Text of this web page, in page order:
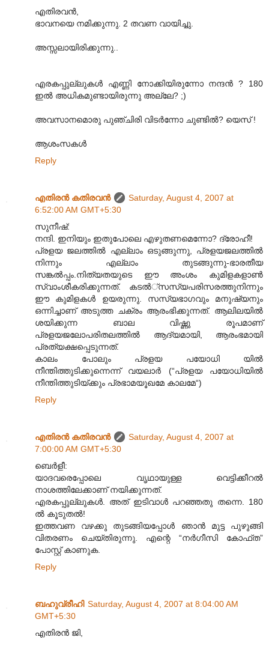
എതിരവന്‍,
ഭാവനയെ നമിക്കുന്നു. 2 തവണ വായിച്ചു.
അസ്സലായിരിക്കുന്നു..
എരകപ്പുല്ലുകള്‍ എണ്ണി നോക്കിയിരുന്നോ നന്ദന്‍ ? 180
ഇല്‍ അധികമുണ്ടായിരുന്നു അല്ലേ? ;)
അവസാനമൊരു പുഞ്ചിരി വിടര്‍ന്നോ ചുണ്ടില്‍? യെസ് !
ആശംസകള്‍
Reply
എതിരന്‍ കതിരവന്‍
Saturday, August 4, 2007 at
6:52:00 AM GMT+5:30
സുനീഷ്:
നന്ദി. ഇനിയും ഇതുപോലെ എഴുതണമെന്നോ? ദ്രോഹീ!
പ്രളയ ജലത്തില്‍ എല്ലാം ഒടുങ്ങുന്നു, പ്രളയജല‍ത്തില്‍
നിന്നും എല്ലാം തുടങ്ങുന്നു-ഭാരതീയ
സങ്കല്‍പ്പം.നിത്യതയുടെ ഈ അംശം കുമിളകളാണ്‍
സ്വാംശീകരിക്കുന്നത്. കടല്‍്സസ്യപരിസരത്തുനിന്നും
ഈ കുമിളകള്‍ ഉയരുന്നു. സസ്യഭാഗവും മനുഷ്യനും
ഒന്നിച്ചാണ് അടുത്ത ചക്രം ആരംഭിക്കുന്നത്. ആലിലയില്‍
ശയിക്കുന്ന ബാല വിഷ്ണു രൂപമാണ്
പ്രളയജലോപരിതലത്തില്‍ ആദ്യമായി, ആരംഭമായി
പ്രത്യക്ഷപ്പെടുന്നത്.
കാലം പോലും പ്രളയ പയോധി യില്‍
നീന്തിത്തുടിക്കുന്നെന്ന് വയലാര്‍ (“പ്രളയ പയോധിയില്‍‍
നീന്തിത്തുടിയ്ക്കും പ്രഭാമയൂഖമേ കാലമേ“)
Reply
എതിരന്‍ കതിരവന്‍
Saturday, August 4, 2007 at
7:00:00 AM GMT+5:30
ബെര്‍ളീ:
യാദവരെപ്പോലെ വൃഥായുള്ള വെട്ടിക്കീറല്‍
നാശത്തിലേക്കാണ് നയിക്കുന്നത്.
എരകപ്പുല്ലുകള്‍. അത് ഇടിവാള്‍ പറഞ്ഞതു തന്നെ. 180
ല്‍ കൂടുതല്‍!
ഇത്തവണ വഴക്കു തുടങ്ങിയപ്പോള്‍ ഞാന്‍ മുട്ട പുഴുങ്ങി
വിതരണം ചെയ്തിരുന്നു. എന്റെ “നര്‍ഗീസി കോഫ്ത”
പോസ്റ്റ് കാണുക.
Reply
ബഹുവ്രീഹി Saturday, August 4, 2007 at 8:04:00 AM
GMT+5:30
എതിരന്‍ ജി,